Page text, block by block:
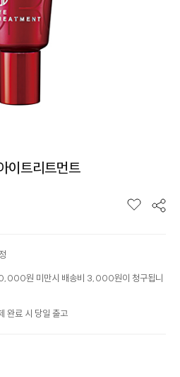
이트리트먼트
원 미만시 배송비 3,000원이 청구됩니
완료 시 당일 출고